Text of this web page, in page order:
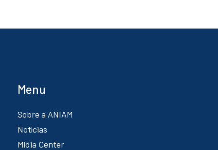
Menu
Sobre a ANIAM
Notícias
Mídia Center